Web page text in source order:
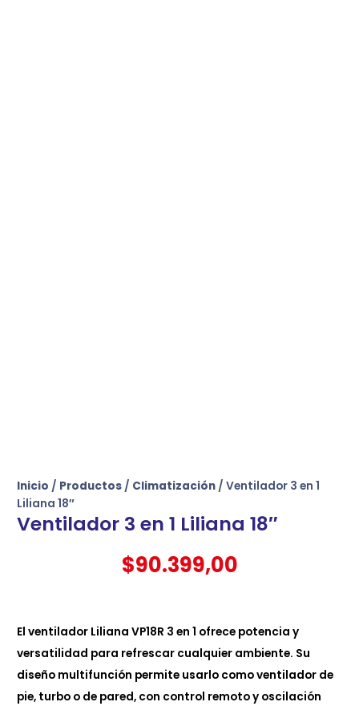
Inicio / Productos / Climatización / Ventilador 3 en 1
Liliana 18″
Ventilador 3 en 1 Liliana 18″
$90.399,00
El ventilador Liliana VP18R 3 en 1 ofrece potencia y
versatilidad para refrescar cualquier ambiente. Su
diseño multifunción permite usarlo como ventilador de
pie, turbo o de pared, con control remoto y oscilación